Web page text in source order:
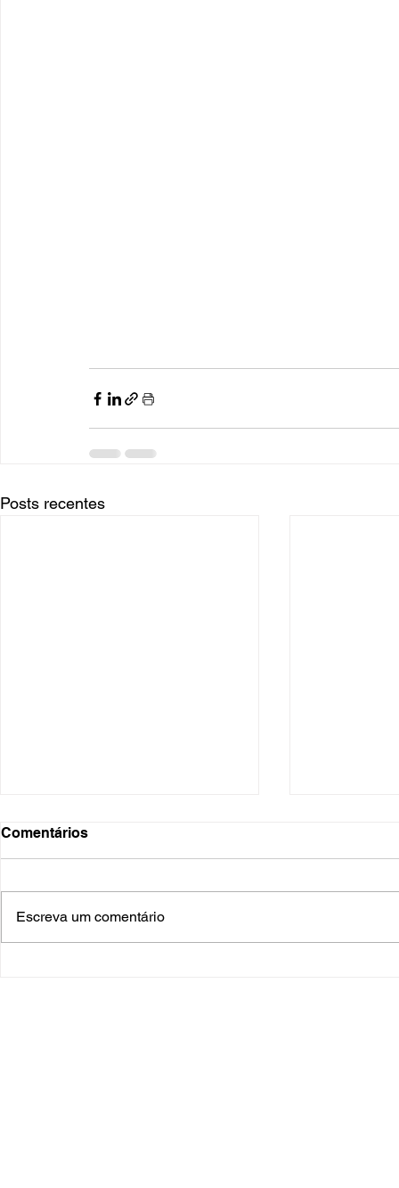
Posts recentes
Feliz 2026
Comentários
Escreva um comentário